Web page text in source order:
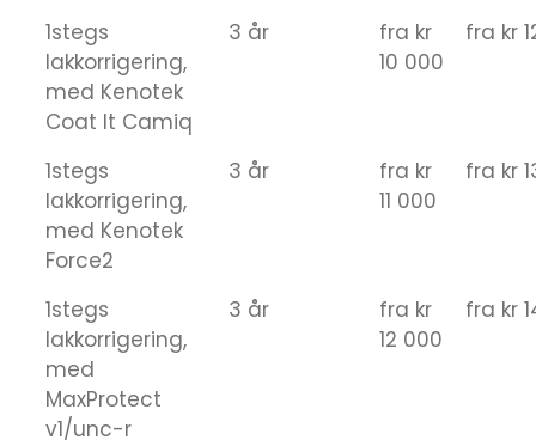
1stegs
lakkorrigering,
med Kenotek
Coat It Camiq
3 år
fra kr
10 000
fra kr
1stegs
lakkorrigering,
med Kenotek
Force2
3 år
fra kr
11 000
fra kr
1stegs
lakkorrigering,
med
MaxProtect
v1/unc-r
3 år
fra kr
12 000
fra kr